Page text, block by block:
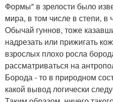
Формы" в зрелости было
мира, в том числе в степи, в
Обычай гуннов, тоже
надрезать или прижигать
взрослых плохо росла
рассматриваться на
Борода - то в природном
какой вывод логически